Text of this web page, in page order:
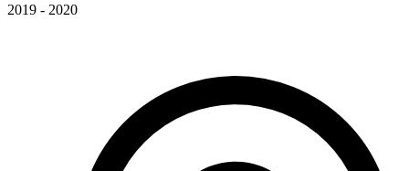
2019 - 2020